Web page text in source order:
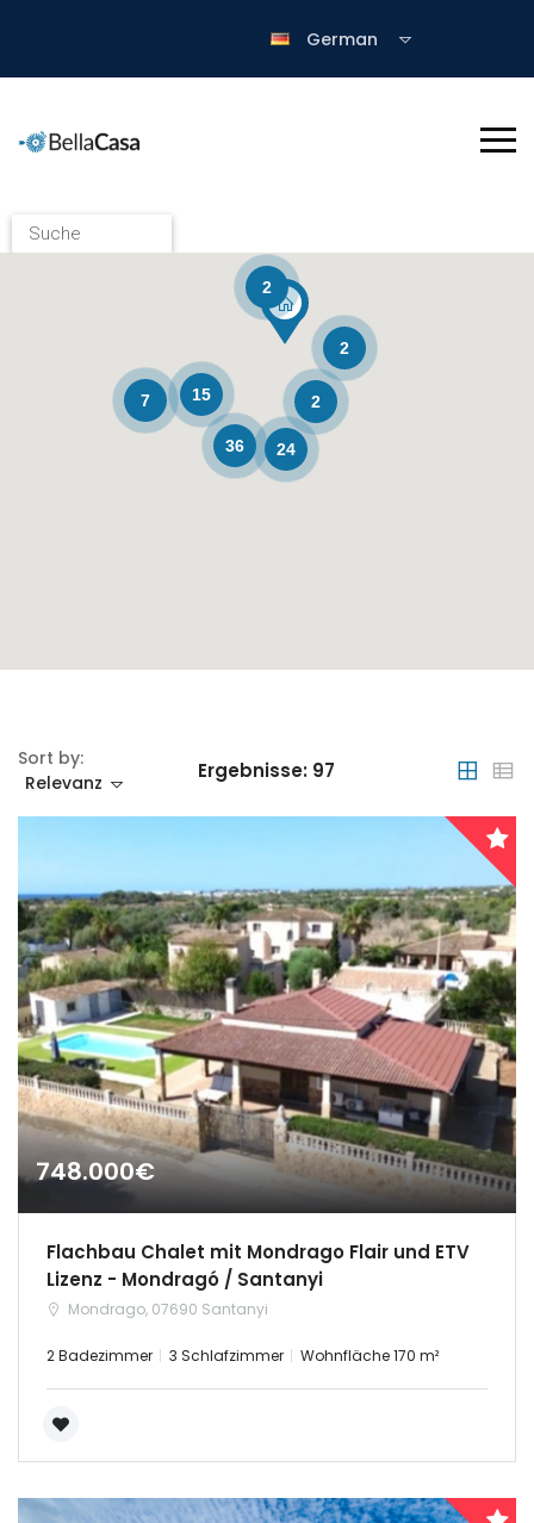
German
24
2
15
36
7
2
2
Sort by:
Relevanz
Ergebnisse: 97
748.000€
Flachbau Chalet mit Mondrago Flair und ETV
Lizenz - Mondragó / Santanyi
Mondrago, 07690 Santanyi
2 Badezimmer 3 Schlafzimmer Wohnfläche 170 m²